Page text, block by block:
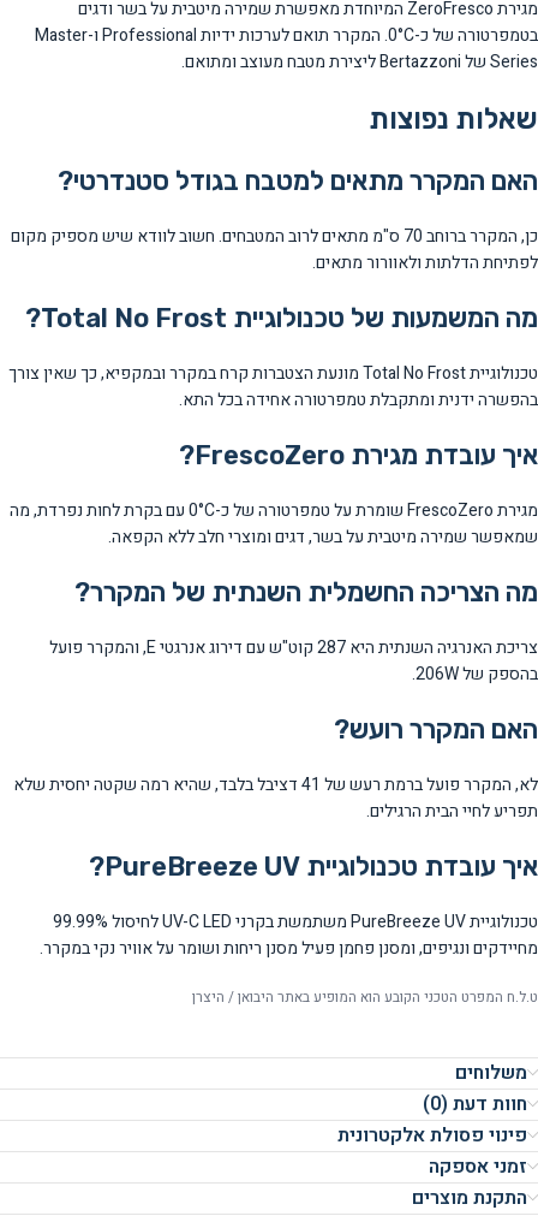
מגירת ZeroFresco המיוחדת מאפשרת שמירה מיטבית על בשר ודגים
בטמפרטורה של כ-0°C. המקרר תואם לערכות ידיות Professional ו-Master
Series של Bertazzoni ליצירת מטבח מעוצב ומתואם.
שאלות נפוצות
האם המקרר מתאים למטבח בגודל סטנדרטי?
כן, המקרר ברוחב 70 ס"מ מתאים לרוב המטבחים. חשוב לוודא שיש מספיק מקום
לפתיחת הדלתות ולאוורור מתאים.
מה המשמעות של טכנולוגיית Total No Frost?
טכנולוגיית Total No Frost מונעת הצטברות קרח במקרר ובמקפיא, כך שאין צורך
בהפשרה ידנית ומתקבלת טמפרטורה אחידה בכל התא.
איך עובדת מגירת FrescoZero?
מגירת FrescoZero שומרת על טמפרטורה של כ-0°C עם בקרת לחות נפרדת, מה
שמאפשר שמירה מיטבית על בשר, דגים ומוצרי חלב ללא הקפאה.
מה הצריכה החשמלית השנתית של המקרר?
צריכת האנרגיה השנתית היא 287 קוט"ש עם דירוג אנרגטי E, והמקרר פועל
בהספק של 206W.
האם המקרר רועש?
לא, המקרר פועל ברמת רעש של 41 דציבל בלבד, שהיא רמה שקטה יחסית שלא
תפריע לחיי הבית הרגילים.
איך עובדת טכנולוגיית PureBreeze UV?
טכנולוגיית PureBreeze UV משתמשת בקרני UV-C LED לחיסול 99.99%
מחיידקים ונגיפים, ומסנן פחמן פעיל מסנן ריחות ושומר על אוויר נקי במקרר.
ט.ל.ח המפרט הטכני הקובע הוא המופיע באתר היבואן / היצרן
משלוחים
חוות דעת (0)
פינוי פסולת אלקטרונית
זמני אספקה
התקנת מוצרים